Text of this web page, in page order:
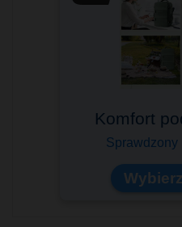
Idealny na